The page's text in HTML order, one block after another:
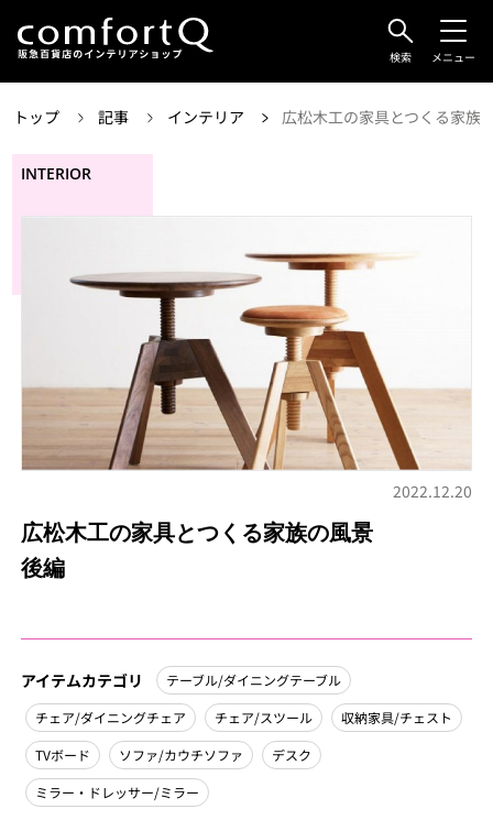
検索 メニュー
トップ 記事 インテリア 広松木工の家具とつくる家族
INTERIOR
2022.12.20
広松木工の家具とつくる家族の風景
後編
アイテムカテゴリ
テーブル/ダイニングテーブル
チェア/ダイニングチェア
チェア/スツール
収納家具/チェスト
TVボード
ソファ/カウチソファ
デスク
ミラー・ドレッサー/ミラー